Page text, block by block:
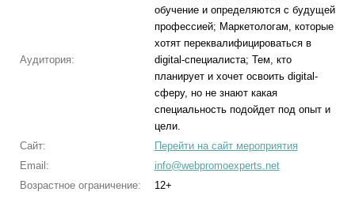
Аудитория:
обучение и определяются с будущей
профессией; Маркетологам, которые
хотят переквалифицироваться в
digital-специалиста; Тем, кто
планирует и хочет освоить digital-
сферу, но не знают какая
специальность подойдет под опыт и
цели.
Сайт:
Перейти на сайт мероприятия
Email:
info@webpromoexperts.net
Возрастное ограничение:
12+